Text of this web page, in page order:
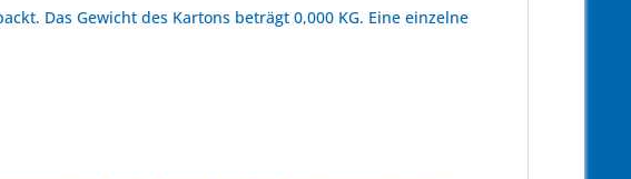
Das Gewicht des Kartons beträgt 0,000 KG. Eine einzelne